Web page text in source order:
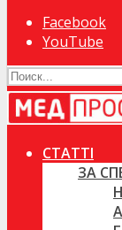
Facebook
YouTube
СТАТТІ
ЗА